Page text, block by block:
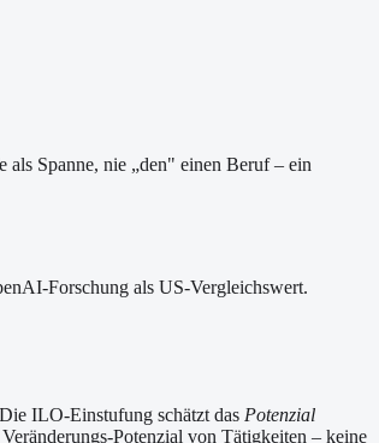
Spanne, nie „den" einen Beruf – ein
Forschung als US-Vergleichswert.
ILO-Einstufung schätzt das Potenzial
Potenzial von Tätigkeiten – keine